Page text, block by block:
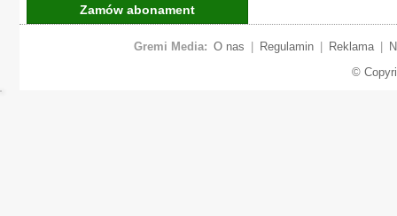
Zamów abonament
Gremi Media: O nas Regulamin Reklama
©